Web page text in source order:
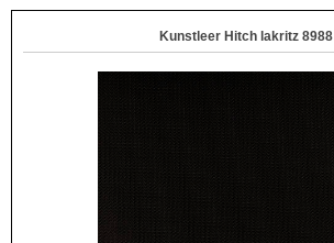
Kunstleer Hitch lakritz 8988